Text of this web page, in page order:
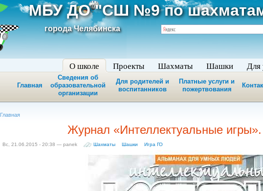
МБУ ДО "СШ №9 по
города Челябинска
О школе
Главная
Сведения об
образовательной
организации
Для родителей и
воспитанников
Платные услуги и
пожертвования
Проекты Шахматы Шашки Для
Главная
Журнал «Интеллектуальные
Вс, 21.06.2015 - 20:38 — panek Шахматы Шашки Игра ГО